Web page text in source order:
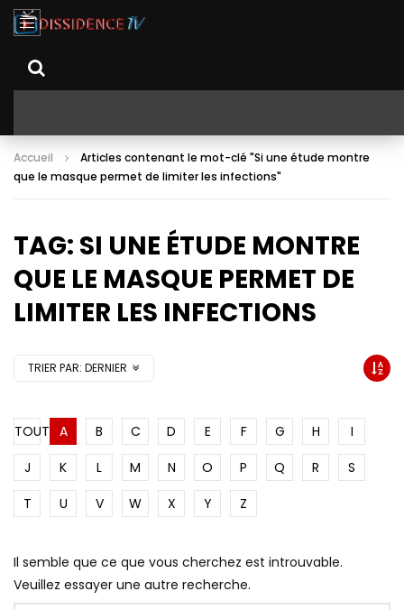
Accueil
Articles contenant le mot-clé "Si une étude montre
que le masque permet de limiter les infections"
TAG: SI UNE ÉTUDE MONTRE
QUE LE MASQUE PERMET DE
LIMITER LES INFECTIONS
TRIER PAR: DERNIER
TOUT A B C D E F G H
I
J
K L M N O P Q R
S
T
U V W X Y Z
Il semble que ce que vous cherchez est introuvable.
Veuillez essayer une autre recherche.